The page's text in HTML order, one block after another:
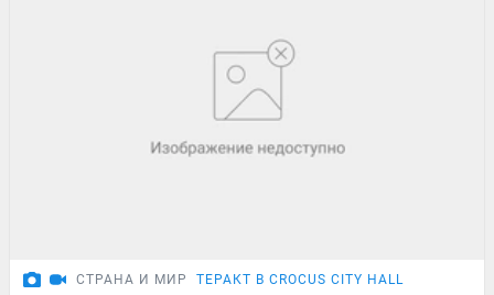
СТРАНА И МИР ТЕРАКТ В CROCUS CITY HALL